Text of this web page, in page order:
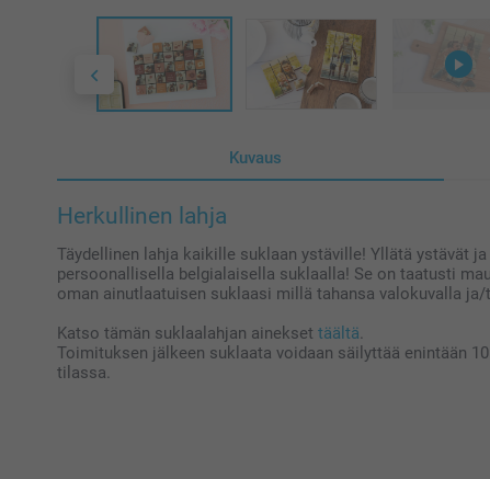
Kuvaus
Herkullinen lahja
Täydellinen lahja kaikille suklaan ystäville! Yllätä ystävät
persoonallisella belgialaisella suklaalla! Se on taatusti
oman ainutlaatuisen suklaasi millä tahansa valokuvalla
Katso tämän suklaalahjan ainekset täältä.
Toimituksen jälkeen suklaata voidaan säilyttää enintään
tilassa.